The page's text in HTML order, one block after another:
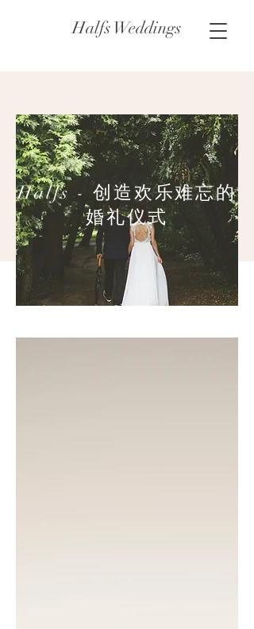
Halfs Weddings
Halfs - 创造欢乐难忘的
婚礼仪式